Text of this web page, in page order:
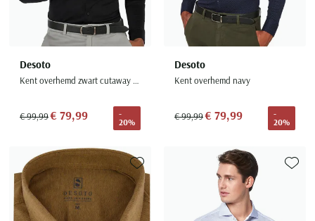
Desoto
Kent overhemd zwart cutaway boord
€ 99,99€ 79,99
-
20%
Desoto
Kent overhemd navy
€ 99,99€ 79,99
-
20%
Toevoegen aan favorieten